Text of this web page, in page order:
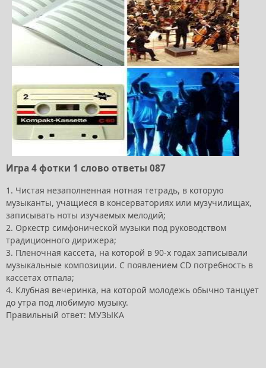
Игра 4 фотки 1 слово ответы 087
1. Чистая незаполненная нотная тетрадь, в которую
музыканты, учащиеся в консерваториях или музучилищах,
записывать ноты изучаемых мелодий;
2. Оркестр симфонической музыки под руководством
традиционного дирижера;
3. Пленочная кассета, на которой в 90-х годах записывали
музыкальные композиции. С появлением CD потребность в
кассетах отпала;
4. Клубная вечеринка, на которой молодежь обычно танцует
до утра под любимую музыку.
Правильный ответ: МУЗЫКА